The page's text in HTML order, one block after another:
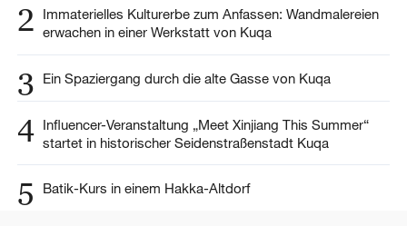
2
Immaterielles Kulturerbe zum Anfassen: Wandmalereien
erwachen in einer Werkstatt von Kuqa
3 Ein Spaziergang durch die alte Gasse von Kuqa
4 Influencer-Veranstaltung „Meet Xinjiang This Summer“
startet in historischer Seidenstraßenstadt Kuqa
5 Batik-Kurs in einem Hakka-Altdorf